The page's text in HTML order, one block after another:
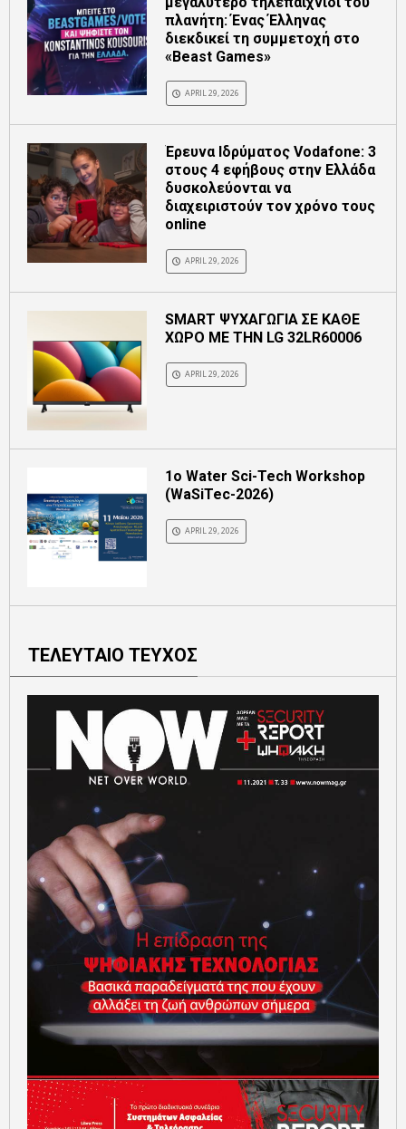
πλανήτη: Ένας Έλληνας
διεκδικεί τη συμμετοχή στο
«Beast Games»
APRIL 29, 2026
Έρευνα Ιδρύματος Vodafone: 3
στους 4 εφήβους στην Ελλάδα
δυσκολεύονται να
διαχειριστούν τον χρόνο τους
online
APRIL 29, 2026
SMART ΨΥΧΑΓΩΓΙΑ ΣΕ ΚΑΘΕ
ΧΩΡΟ ΜΕ ΤΗΝ LG 32LR60006
APRIL 29, 2026
1ο Water Sci-Tech Workshop
(WaSiTec-2026)
APRIL 29, 2026
ΤΕΛΕΥΤΑΙΟ ΤΕΥΧΟΣ